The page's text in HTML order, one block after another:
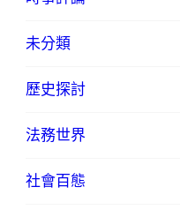
未分類
歷史探討
法務世界
社會百態